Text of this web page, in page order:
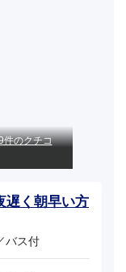
件のクチコ
遅く朝早い方
バス付